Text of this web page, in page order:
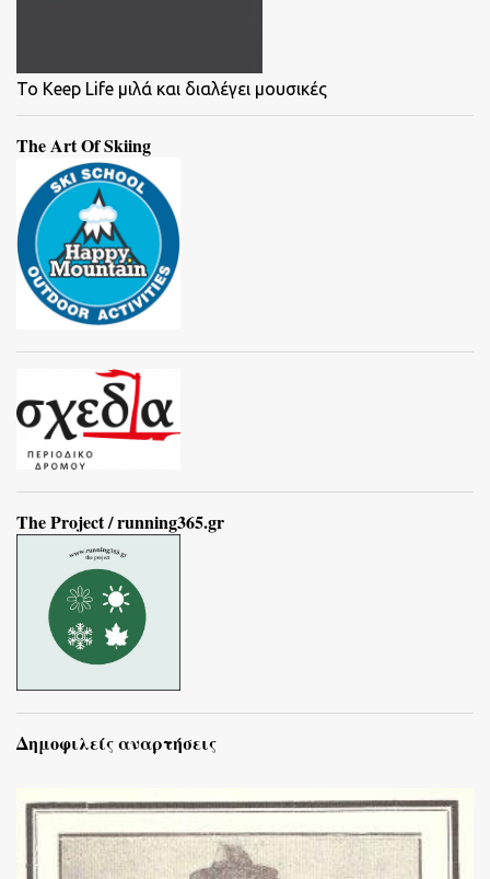
To Keep Life μιλά και διαλέγει μουσικές
The Art Of Skiing
The Project / running365.gr
Δημοφιλείς αναρτήσεις